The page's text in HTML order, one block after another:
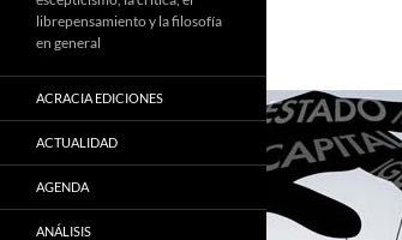
librepensamiento y la filosofía
en general
ACRACIA EDICIONES
ACTUALIDAD
AGENDA
ANÁLISIS